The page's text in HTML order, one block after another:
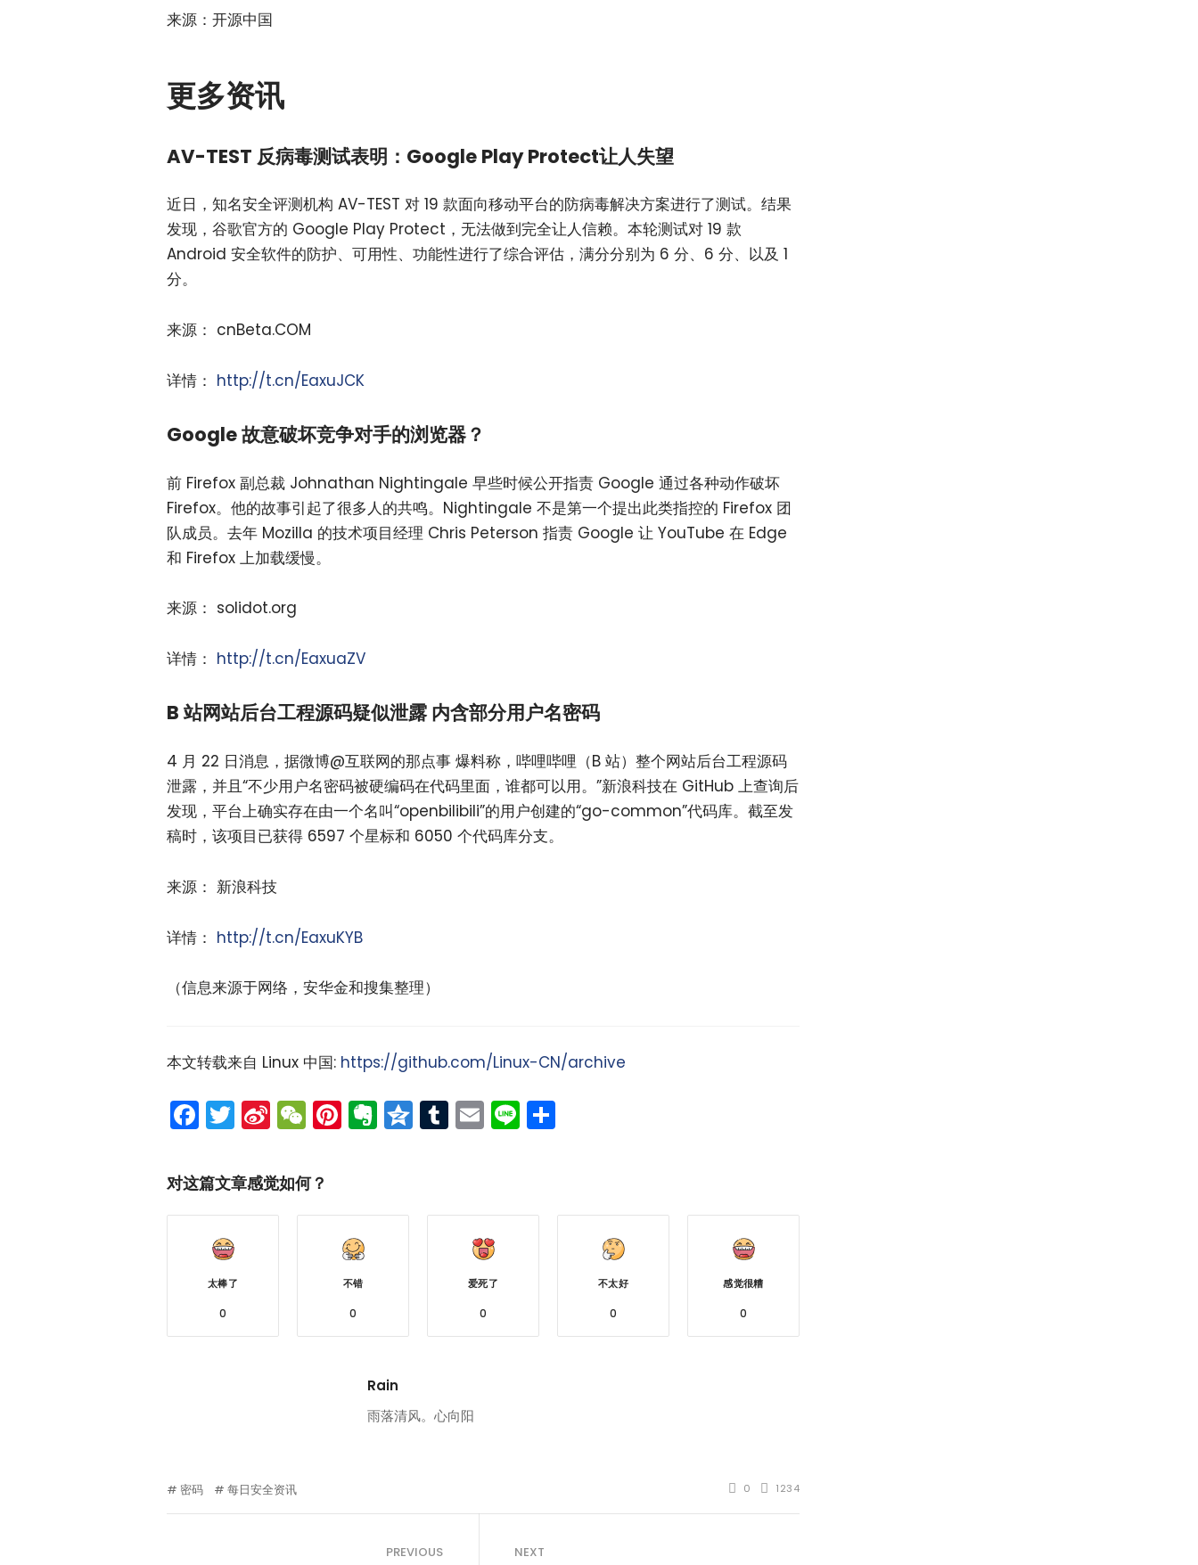
来源：开源中国
更多资讯
AV-TEST 反病毒测试表明：Google Play Protect让人失望
近日，知名安全评测机构 AV-TEST 对 19 款面向移动平台的防病毒解决方案进行了测试。结果
发现，谷歌官方的 Google Play Protect，无法做到完全让人信赖。本轮测试对 19 款
Android 安全软件的防护、可用性、功能性进行了综合评估，满分分别为 6 分、6 分、以及 1
分。
来源： cnBeta.COM
详情： http://t.cn/EaxuJCK
Google 故意破坏竞争对手的浏览器？
前 Firefox 副总裁 Johnathan Nightingale 早些时候公开指责 Google 通过各种动作破坏
Firefox。他的故事引起了很多人的共鸣。Nightingale 不是第一个提出此类指控的 Firefox 团
队成员。去年 Mozilla 的技术项目经理 Chris Peterson 指责 Google 让 YouTube 在 Edge
和 Firefox 上加载缓慢。
来源： solidot.org
详情： http://t.cn/EaxuaZV
B 站网站后台工程源码疑似泄露 内含部分用户名密码
4 月 22 日消息，据微博@互联网的那点事 爆料称，哔哩哔哩（B 站）整个网站后台工程源码
泄露，并且“不少用户名密码被硬编码在代码里面，谁都可以用。”新浪科技在 GitHub 上查询后
发现，平台上确实存在由一个名叫“openbilibili”的用户创建的“go-common”代码库。截至发
稿时，该项目已获得 6597 个星标和 6050 个代码库分支。
来源： 新浪科技
详情： http://t.cn/EaxuKYB
（信息来源于网络，安华金和搜集整理）
本文转载来自 Linux 中国: https://github.com/Linux-CN/archive
Facebook
Twitter
Sina
Weibo
WeChat
Pinterest
Evernote
Qzone
Tumblr
Email
Line
对这篇文章感觉如何？
太棒了
0
不错
0
爱死了
0
不太好
0
感觉很糟
0
Rain
雨落清风。心向阳
密码 每日安全资讯 0 1234
PREVIOUS NEXT